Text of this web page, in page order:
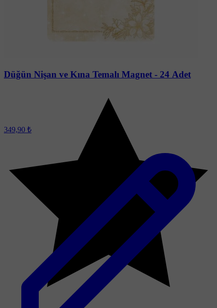
Düğün Nişan ve Kına Temalı Magnet - 24 Adet
349,90 ₺